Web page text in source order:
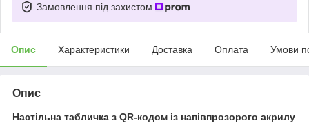
Замовлення під захистом
Опис Характеристики Доставка Оплата Умови
Опис
Настільна табличка з QR-кодом із напівпрозорого акрилу